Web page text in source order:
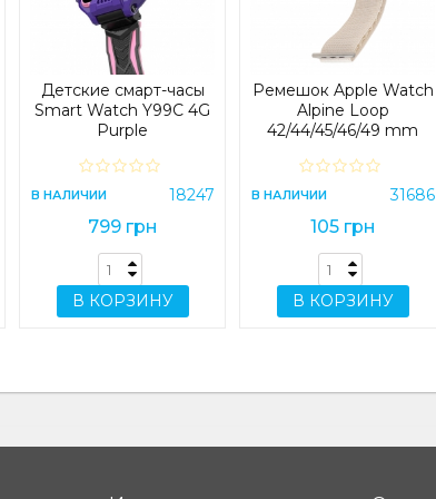
Детские смарт-часы
Smart Watch Y99C 4G
Purple
В НАЛИЧИИ 18247
799 грн
В КОРЗИНУ
Ремешок Apple Watch
Alpine Loop
42/44/45/46/49 mm
В НАЛИЧИИ 31686
105 грн
В КОРЗИНУ